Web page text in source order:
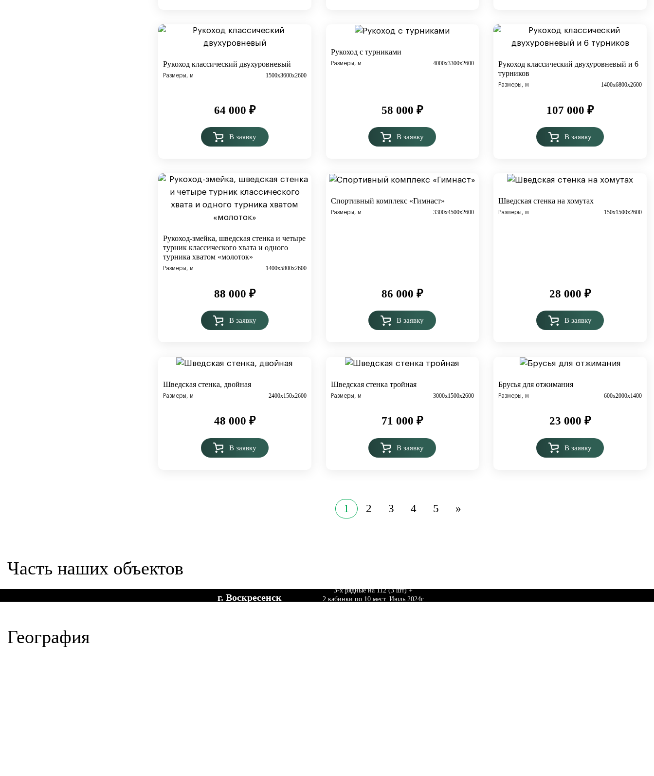
Рукоход классический двухуровневый
Размеры, м 1500х3600х2600
64 000 ₽
В заявку
Рукоход с турниками
Размеры, м 4000х3300х2600
58 000 ₽
В заявку
Рукоход классический двухуровневый и 6
турников
Размеры, м 1400х6800х2600
107 000 ₽
В заявку
Рукоход-змейка, шведская стенка и четыре
турник классического хвата и одного
турника хватом «молоток»
Размеры, м 1400х5800х2600
88 000 ₽
В заявку
Спортивный комплекс «Гимнаст»
Размеры, м 3300х4500х2600
86 000 ₽
В заявку
Шведская стенка на хомутах
Размеры, м 150х1500х2600
28 000 ₽
В заявку
Шведская стенка, двойная
Размеры, м 2400х150х2600
48 000 ₽
В заявку
Шведская стенка тройная
Размеры, м 3000x1500х2600
71 000 ₽
В заявку
Брусья для отжимания
Размеры, м 600х2000х1400
23 000 ₽
В заявку
1 2 3 4 5 »
Часть наших объектов
г. Воскресенск
3-х рядные на 112 (3 шт) +
2 кабинки по 10 мест. Июль 2024г
География